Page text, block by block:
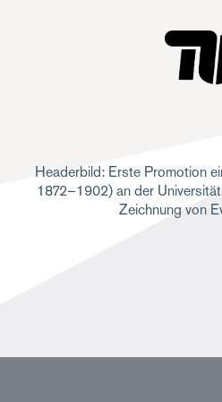
Headerbild: Erste Promotion
1872–1902) an der
Zeichnung von